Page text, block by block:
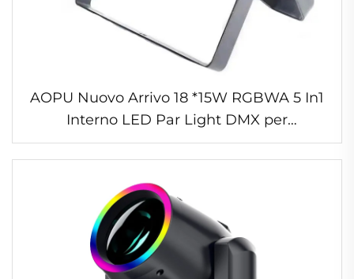
AOPU Nuovo Arrivo 18 *15W RGBWA 5 In1
Interno LED Par Light DMX per
Attrezzatura DJ Wedding